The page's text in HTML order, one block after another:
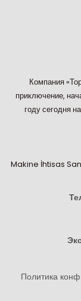
Компания
приключение,
году сегодня
Makine İhtisas
Политика